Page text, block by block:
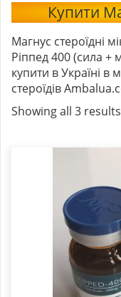
Купити
Магнус стероїдні
Ріппед 400 (сила +
купити в Україні в
стероїдів
Showing all 3 results